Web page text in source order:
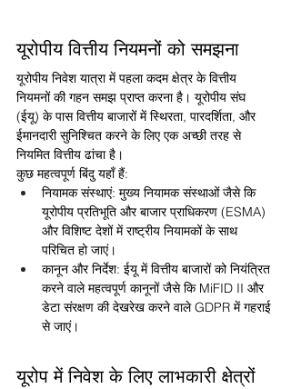
यूरोपीय वित्तीय नियमनों को समझना
यूरोपीय निवेश यात्रा में पहला कदम क्षेत्र के वित्तीय
नियमनों की गहन समझ प्राप्त करना है। यूरोपीय संघ
(ईयू) के पास वित्तीय बाजारों में स्थिरता, पारदर्शिता, और
ईमानदारी सुनिश्चित करने के लिए एक अच्छी तरह से
नियमित वित्तीय ढांचा है।
कुछ महत्वपूर्ण बिंदु यहाँ हैं:
नियामक संस्थाएं: मुख्य नियामक संस्थाओं जैसे कि
यूरोपीय प्रतिभूति और बाजार प्राधिकरण (ESMA)
और विशिष्ट देशों में राष्ट्रीय नियामकों के साथ
परिचित हो जाएं।
कानून और निर्देश: ईयू में वित्तीय बाजारों को नियंत्रित
करने वाले महत्वपूर्ण कानूनों जैसे कि MiFID II और
डेटा संरक्षण की देखरेख करने वाले GDPR में गहराई
से जाएं।
यूरोप में निवेश के लिए लाभकारी क्षेत्रों